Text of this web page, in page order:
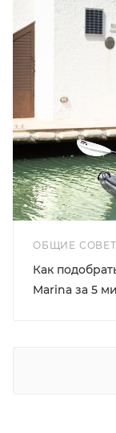
ОБЩИЕ
Как
Marina за 5